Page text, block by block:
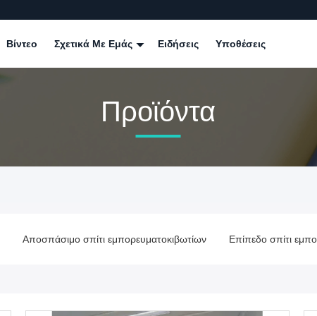
Βίντεο Σχετικά Με Εμάς Ειδήσεις Υποθέσεις
Προϊόντα
Επίπεδο σπίτι εμπορευματοκιβωτίων πακέτων